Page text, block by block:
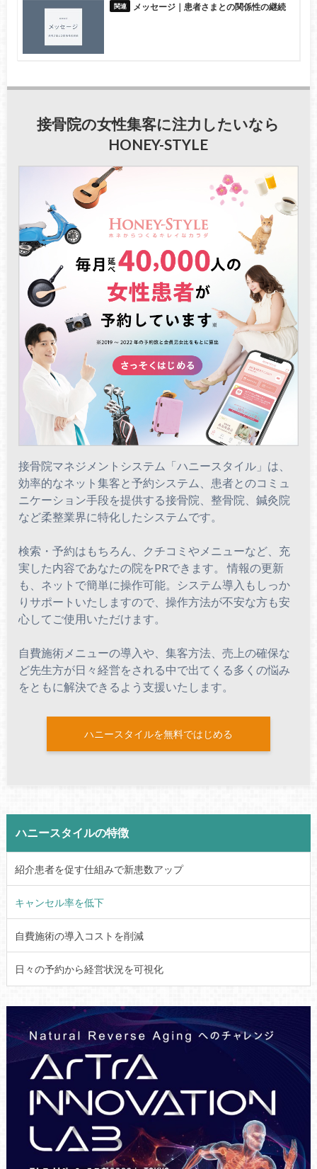
メッセージ｜患者さまとの関係性の継続
接骨院の女性集客に注力したいなら
HONEY-STYLE
接骨院マネジメントシステム「ハニースタイル」は、
効率的なネット集客と予約システム、患者とのコミュ
ニケーション手段を提供する接骨院、整骨院、鍼灸院
など柔整業界に特化したシステムです。
検索・予約はもちろん、クチコミやメニューなど、充
実した内容であなたの院をPRできます。 情報の更新
も、ネットで簡単に操作可能。システム導入もしっか
りサポートいたしますので、操作方法が不安な方も安
心してご使用いただけます。
自費施術メニューの導入や、集客方法、売上の確保な
ど先生方が日々経営をされる中で出てくる多くの悩み
をともに解決できるよう支援いたします。
ハニースタイルを無料ではじめる
ハニースタイルの特徴
紹介患者を促す仕組みで新患数アップ
キャンセル率を低下
自費施術の導入コストを削減
日々の予約から経営状況を可視化